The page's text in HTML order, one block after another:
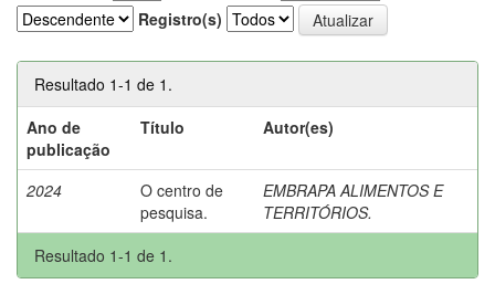
Registro(s)
Resultado 1-1 de 1.
Ano de
publicação
Título Autor(es)
2024
O centro de
pesquisa.
EMBRAPA ALIMENTOS E
TERRITÓRIOS.
Resultado 1-1 de 1.